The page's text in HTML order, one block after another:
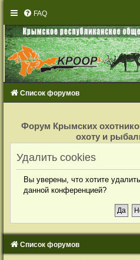
FAQ
Список форумов
с
т
р
Форум Крымских
охоту и
Удалить cookies
Вы уверены, что хотите
данной конференцией?
Список форумов